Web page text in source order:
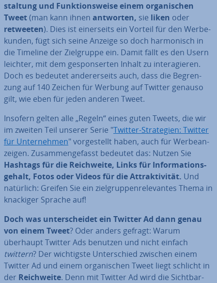
stal­tung und Funk­ti­ons­wei­se einem or­ga­ni­schen
Tweet(man kann ihnen antworten, sie liken oder
retweeten). Dies ist ei­ner­seits ein Vorteil für den Wer­be­
kun­den, fügt sich seine Anzeige so doch har­mo­nisch in
die Timeline der Ziel­grup­pe ein. Damit fällt es den Usern
leichter, mit dem ge­spon­ser­ten Inhalt zu in­ter­agie­ren.
Doch es bedeutet an­de­rer­seits auch, dass die Be­gren­
zung auf 140 Zeichen für Werbung auf Twitter genauso
gilt, wie eben für jeden anderen Tweet.
Insofern gelten alle „Regeln“ eines guten Tweets, die wir
im zweiten Teil unserer Serie "Twitter-Stra­te­gien: Twitter
für Un­ter­neh­men" vor­ge­stellt haben, auch für Wer­be­an­
zei­gen. Zu­sam­men­ge­fasst bedeutet das: Nutzen Sie
Hashtags für die Reich­wei­te, Links für In­for­ma­ti­ons­
ge­halt, Fotos oder Videos für die At­trak­ti­vi­tät. Und
natürlich: Greifen Sie ein ziel­grup­pen­re­le­van­tes Thema in
knackiger Sprache auf!
Doch was un­ter­schei­det ein Twitter Ad dann genau
von einem Tweet? Oder anders gefragt: Warum
überhaupt Twitter Ads benutzen und nicht einfach
twittern? Der wich­tigs­te Un­ter­schied zwischen einem
Twitter Ad und einem or­ga­ni­schen Tweet liegt schlicht in
der Reich­wei­te. Denn mit Twitter Ad wird die Sicht­bar­